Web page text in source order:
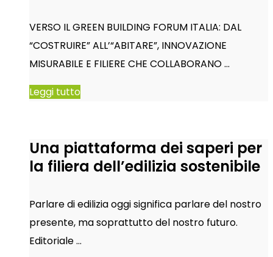
VERSO IL GREEN BUILDING FORUM ITALIA: DAL
“COSTRUIRE” ALL’“ABITARE”, INNOVAZIONE
MISURABILE E FILIERE CHE COLLABORANO …
Leggi tutto
Una piattaforma dei saperi per
la filiera dell’edilizia sostenibile
Parlare di edilizia oggi significa parlare del nostro
presente, ma soprattutto del nostro futuro.
Editoriale …